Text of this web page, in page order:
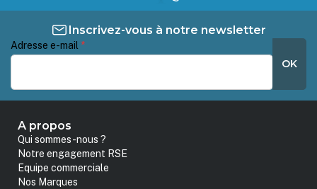
Inscrivez-vous à notre newsletter
Adresse e-mail *
OK
A propos
Qui sommes-nous ?
Notre engagement RSE
Equipe commerciale
Nos Marques